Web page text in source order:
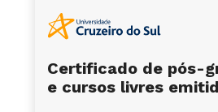
Certificado de pós-
e cursos livres